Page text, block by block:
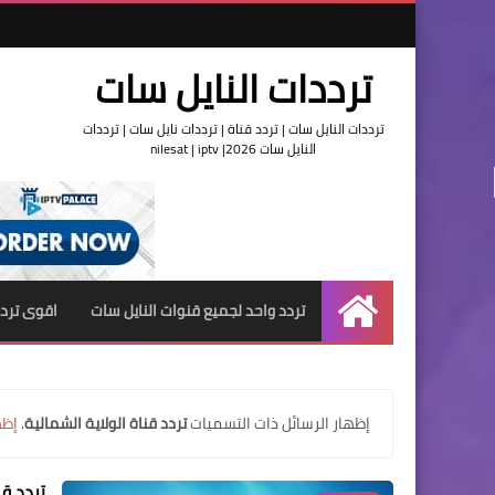
ترددات النايل سات
ترددات النايل سات | تردد قناة | ترددات نايل سات | ترددات
النايل سات 2026| nilesat | iptv
الرئيسية
تردد واحد لجميع قنوات النايل سات اقوى
‏إظهار الرسائل ذات التسمياتتردد قناة الولاية الشمالية.